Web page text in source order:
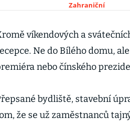
Zahraniční
víkendových a
Ne do Bílého domu,
nebo čínského
bydliště, stavební
že se už zaměstnanců